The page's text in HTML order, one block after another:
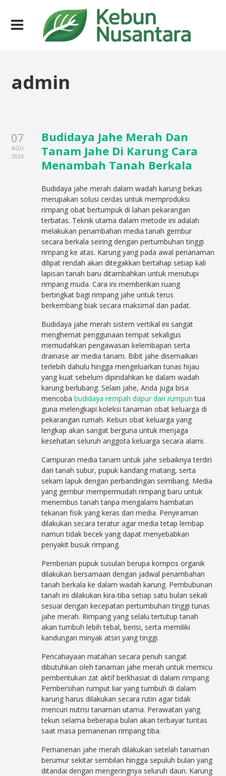
admin
07
AGU
2026
Budidaya Jahe Merah Dan
Tanam Jahe Di Karung Cara
Menambah Tanah Berkala
Budidaya jahe merah dalam wadah karung bekas
merupakan solusi cerdas untuk memproduksi
rimpang obat bertumpuk di lahan pekarangan
terbatas. Teknik utama dalam metode ini adalah
melakukan penambahan media tanah gembur
secara berkala seiring dengan pertumbuhan tinggi
rimpang ke atas. Karung yang pada awal penanaman
dilipat rendah akan ditegakkan bertahap setiap kali
lapisan tanah baru ditambahkan untuk menutupi
rimpang muda. Cara ini memberikan ruang
bertingkat bagi rimpang jahe untuk terus
berkembang biak secara maksimal dan padat.
Budidaya jahe merah sistem vertikal ini sangat
menghemat penggunaan tempat sekaligus
memudahkan pengawasan kelembapan serta
drainase air media tanam. Bibit jahe disemaikan
terlebih dahulu hingga mengeluarkan tunas hijau
yang kuat sebelum dipindahkan ke dalam wadah
karung berlubang. Selain jahe, Anda juga bisa
mencobabudidaya rempah dapur dari rumpun tua
guna melengkapi koleksi tanaman obat keluarga di
pekarangan rumah. Kebun obat keluarga yang
lengkap akan sangat berguna untuk menjaga
kesehatan seluruh anggota keluarga secara alami.
Campuran media tanam untuk jahe sebaiknya terdiri
dari tanah subur, pupuk kandang matang, serta
sekam lapuk dengan perbandingan seimbang. Media
yang gembur mempermudah rimpang baru untuk
menembus tanah tanpa mengalami hambatan
tekanan fisik yang keras dari media. Penyiraman
dilakukan secara teratur agar media tetap lembap
namun tidak becek yang dapat menyebabkan
penyakit busuk rimpang.
Pemberian pupuk susulan berupa kompos organik
dilakukan bersamaan dengan jadwal penambahan
tanah berkala ke dalam wadah karung. Pembubunan
tanah ini dilakukan kira-tiba setiap satu bulan sekali
sesuai dengan kecepatan pertumbuhan tinggi tunas
jahe merah. Rimpang yang selalu tertutup tanah
akan tumbuh lebih tebal, berisi, serta memiliki
kandungan minyak atsiri yang tinggi.
Pencahayaan matahari secara penuh sangat
dibutuhkan oleh tanaman jahe merah untuk memicu
pembentukan zat aktif berkhasiat di dalam rimpang.
Pembersihan rumput liar yang tumbuh di dalam
karung harus dilakukan secara rutin agar tidak
mencuri nutrisi tanaman utama. Perawatan yang
tekun selama beberapa bulan akan terbayar tuntas
saat masa pemanenan rimpang tiba.
Pemanenan jahe merah dilakukan setelah tanaman
berumur sekitar sembilan hingga sepuluh bulan yang
ditandai dengan mengeringnya seluruh daun. Karung